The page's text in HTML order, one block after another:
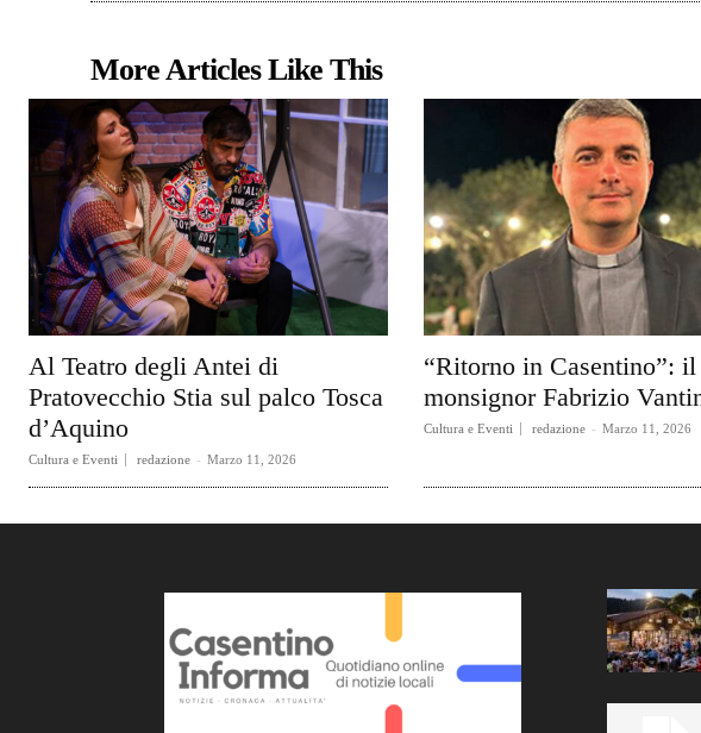
More Articles Like This
Al Teatro degli Antei di
Pratovecchio Stia sul palco Tosca
d’Aquino
Cultura e Eventi redazione - Marzo 11, 2026
“Ritorno in Casentino”:
monsignor Fabrizio
Cultura e Eventi redazione - Marzo 11, 2026